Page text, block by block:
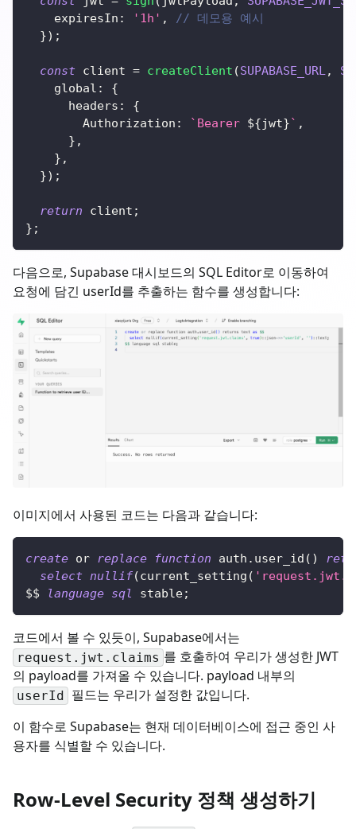
expiresIn : '1h' ,
// 데모용 예시
}) ;
const client = createClient (SUPABASE_URL,
global :
{
headers :
{
Authorization : ` Bearer ${jwt}` ,
} ,
} ,
}) ;
return client ;
} ;
다음으로, Supabase 대시보드의 SQL Editor로 이동하여
요청에 담긴 userId를 추출하는 함수를 생성합니다:
이미지에서 사용된 코드는 다음과 같습니다:
create or replace function auth . user_id ( )
select nullif(current_setting (
$$
language sql stable;
코드에서 볼 수 있듯이, Supabase에서는
request.jwt.claims 를 호출하여 우리가 생성한 JWT
의 payload를 가져올 수 있습니다. payload 내부의
userId 필드는 우리가 설정한 값입니다.
이 함수로 Supabase는 현재 데이터베이스에 접근 중인 사
용자를 식별할 수 있습니다.
Row-Level Security 정책 생성하기